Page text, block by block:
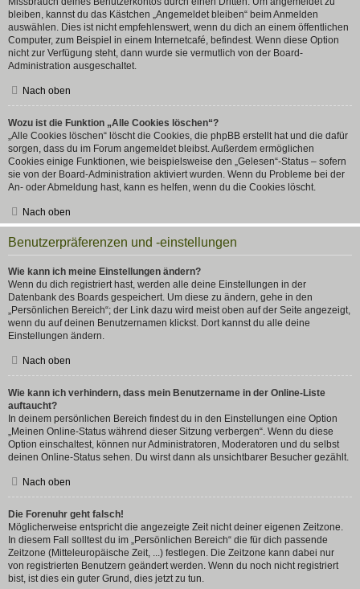
bleiben, kannst du das Kästchen „Angemeldet bleiben“ beim Anmelden
auswählen. Dies ist nicht empfehlenswert, wenn du dich an einem öffentlichen
Computer, zum Beispiel in einem Internetcafé, befindest. Wenn diese Option
nicht zur Verfügung steht, dann wurde sie vermutlich von der Board-
Administration ausgeschaltet.
Nach oben
Wozu ist die Funktion „Alle Cookies löschen“?
„Alle Cookies löschen“ löscht die Cookies, die phpBB erstellt hat und die dafür
sorgen, dass du im Forum angemeldet bleibst. Außerdem ermöglichen
Cookies einige Funktionen, wie beispielsweise den „Gelesen“-Status – sofern
sie von der Board-Administration aktiviert wurden. Wenn du Probleme bei der
An- oder Abmeldung hast, kann es helfen, wenn du die Cookies löscht.
Nach oben
Benutzerpräferenzen und -einstellungen
Wie kann ich meine Einstellungen ändern?
Wenn du dich registriert hast, werden alle deine Einstellungen in der
Datenbank des Boards gespeichert. Um diese zu ändern, gehe in den
„Persönlichen Bereich“; der Link dazu wird meist oben auf der Seite angezeigt,
wenn du auf deinen Benutzernamen klickst. Dort kannst du alle deine
Einstellungen ändern.
Nach oben
Wie kann ich verhindern, dass mein Benutzername in der Online-Liste
auftaucht?
In deinem persönlichen Bereich findest du in den Einstellungen eine Option
„Meinen Online-Status während dieser Sitzung verbergen“. Wenn du diese
Option einschaltest, können nur Administratoren, Moderatoren und du selbst
deinen Online-Status sehen. Du wirst dann als unsichtbarer Besucher gezählt.
Nach oben
Die Forenuhr geht falsch!
Möglicherweise entspricht die angezeigte Zeit nicht deiner eigenen Zeitzone.
In diesem Fall solltest du im „Persönlichen Bereich“ die für dich passende
Zeitzone (Mitteleuropäische Zeit, ...) festlegen. Die Zeitzone kann dabei nur
von registrierten Benutzern geändert werden. Wenn du noch nicht registriert
bist, ist dies ein guter Grund, dies jetzt zu tun.